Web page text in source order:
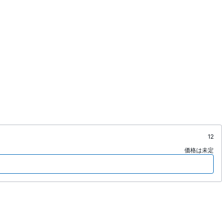
12
価格は未定